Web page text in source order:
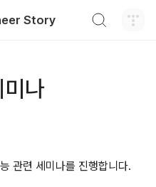
Story
나
관련 세미나를 진행합니다.